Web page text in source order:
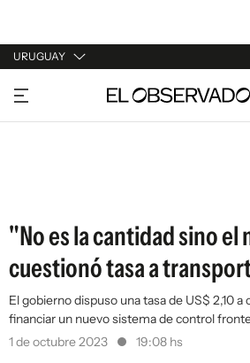
URUGUAY
URUGUAY
ARGENTINA
"No es la cantidad sino el
cuestionó tasa a
El gobierno dispuso una tasa de US$ 2,10 a
financiar un nuevo sistema de control
1 de octubre 2023
19:08 hs